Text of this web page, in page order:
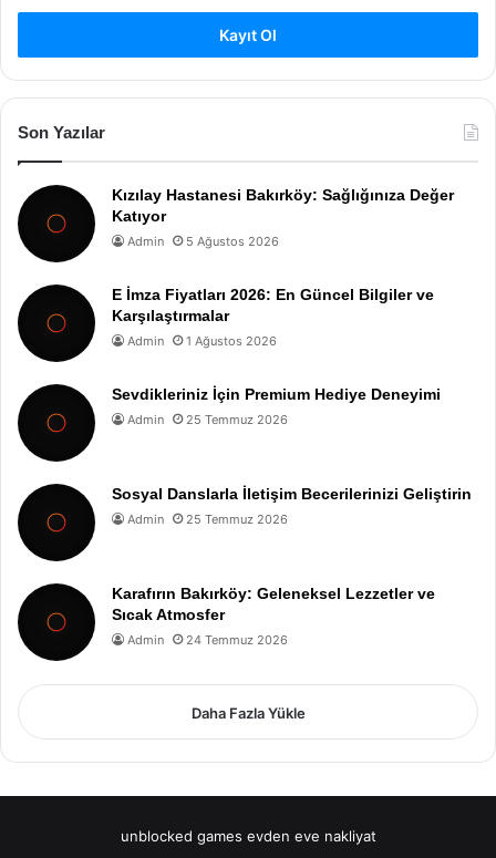
Kayıt Ol
Son Yazılar
Kızılay Hastanesi Bakırköy: Sağlığınıza Değer
Katıyor
Admin 5 Ağustos 2026
E İmza Fiyatları 2026: En Güncel Bilgiler ve
Karşılaştırmalar
Admin 1 Ağustos 2026
Sevdikleriniz İçin Premium Hediye Deneyimi
Admin 25 Temmuz 2026
Sosyal Danslarla İletişim Becerilerinizi Geliştirin
Admin 25 Temmuz 2026
Karafırın Bakırköy: Geleneksel Lezzetler ve
Sıcak Atmosfer
Admin 24 Temmuz 2026
Daha Fazla Yükle
unblocked games evden eve nakliyat